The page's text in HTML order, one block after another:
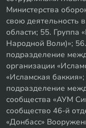
Министерства
свою деятельность
области; 55.
Народной Воли)»;
подразделение
организации
«Исламская
подразделение
сообщества «АУМ
сообщество 46-й
«Донбасс»